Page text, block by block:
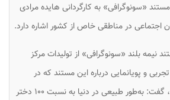
مستند «سونوگرافی» به کارگردانی هایده مرادی
در مناطقی خاص از کشور اشاره دارد.
نیمه بلند «سونوگرافی» از تولیدات مرکز
و پویانمایی درباره این مستند که در
مرحله پس تولید قرار دارد، گفت: به‌طور طبیعی در دنیا به نسبت ۱۰۰ دختر